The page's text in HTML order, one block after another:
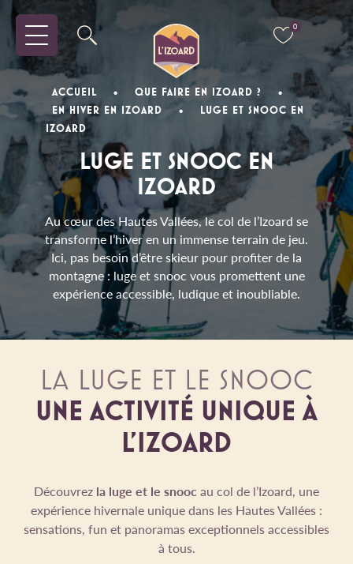
0
ACCUEIL • QUE FAIRE EN IZOARD ?
•
EN HIVER EN IZOARD
•
LUGE ET SNOOC EN
IZOARD
LUGE ET SNOOC EN
IZOARD
Au cœur des Hautes Vallées, le col de l’Izoard se
transforme l’hiver en un immense terrain de jeu.
Ici, pas besoin d’être skieur pour profiter de la
montagne : luge et snooc vous promettent une
expérience accessible, ludique et inoubliable.
LA LUGE ET LE SNOOC
UNE ACTIVITÉ UNIQUE À
L'IZOARD
Découvrez la luge et le snooc au col de l’Izoard, une
expérience hivernale unique dans les Hautes Vallées :
sensations, fun et panoramas exceptionnels accessibles
à tous.